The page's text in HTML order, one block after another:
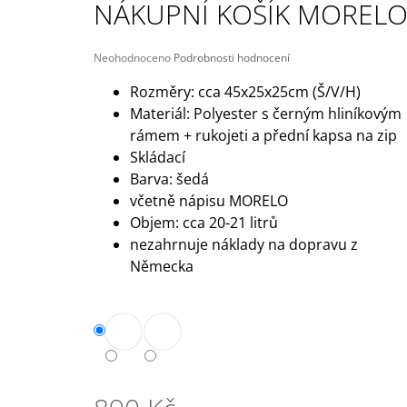
NÁKUPNÍ KOŠÍK MORELO
Průměrné
produktu
hvězdiček.
Neohodnoceno Podrobnosti hodnocení
Rozměry: cca 45x25x25cm (Š/V/H)
Materiál: Polyester s černým hliníkovým
rámem + rukojeti a přední kapsa na zip
Skládací
Barva: šedá
včetně nápisu MORELO
Objem: cca 20-21 litrů
nezahrnuje náklady na dopravu z
Německa
209 Kč
Původně: 245 Kč